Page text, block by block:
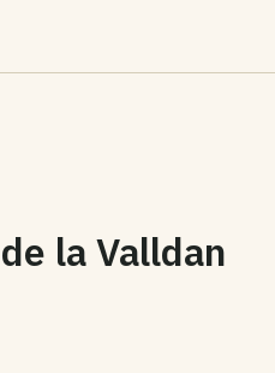
la Valldan